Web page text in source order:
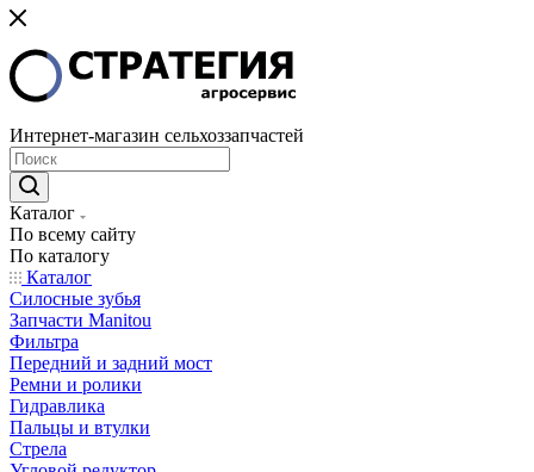
Интернет-магазин сельхоззапчастей
Каталог
По всему сайту
По каталогу
Каталог
Cилосные зубья
Запчасти Manitou
Фильтра
Передний и задний мост
Ремни и ролики
Гидравлика
Пальцы и втулки
Стрела